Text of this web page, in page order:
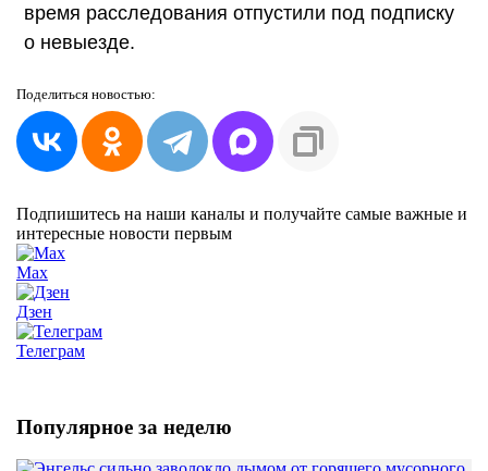
время расследования отпустили под подписку
о невыезде.
Поделиться новостью:
Подпишитесь на наши каналы и получайте самые важные и
интересные новости первым
Max
Дзен
Телеграм
Популярное за неделю